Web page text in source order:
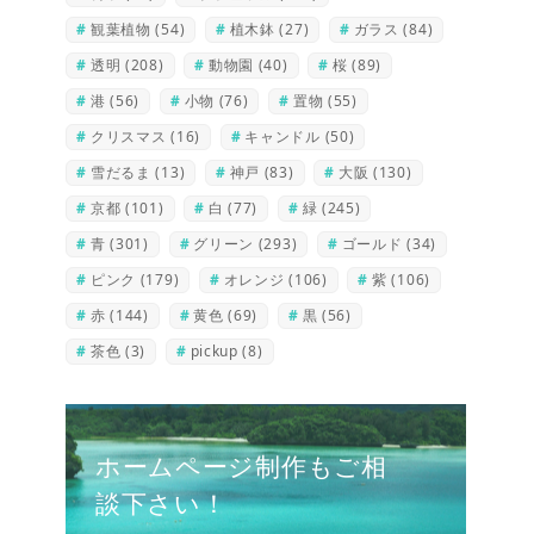
観葉植物 (54) 植木鉢 (27) ガラス (84)
透明 (208) 動物園 (40) 桜 (89)
港 (56) 小物 (76) 置物 (55)
クリスマス (16) キャンドル (50)
雪だるま (13) 神戸 (83) 大阪 (130)
京都 (101) 白 (77) 緑 (245)
青 (301) グリーン (293) ゴールド (34)
ピンク (179) オレンジ (106) 紫 (106)
赤 (144) 黄色 (69) 黒 (56)
茶色 (3) pickup (8)
ホームページ制作もご相
談下さい！